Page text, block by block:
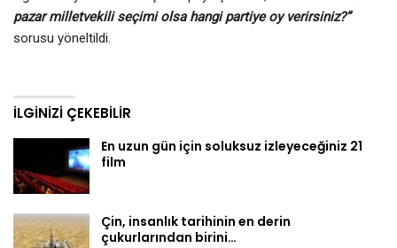
pazar milletvekili seçimi olsa hangi partiye oy verirsiniz?”
sorusu yöneltildi.
İLGINIZI ÇEKEBILIR
En uzun gün için soluksuz izleyeceğiniz 21
film
Çin, insanlık tarihinin en derin
çukurlarından birini…